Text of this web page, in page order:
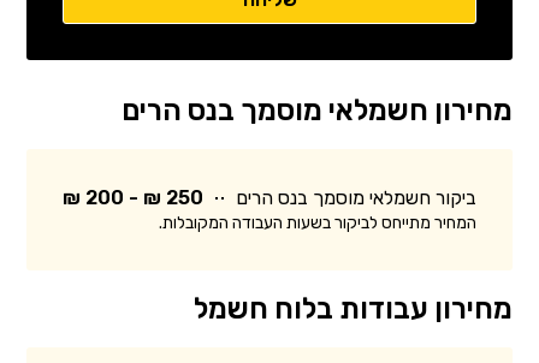
מחירון חשמלאי מוסמך בנס הרים
ביקור חשמלאי מוסמך בנס הרים 250 ₪ - 200 ₪
המחיר מתייחס לביקור בשעות העבודה המקובלות.
מחירון עבודות בלוח חשמל